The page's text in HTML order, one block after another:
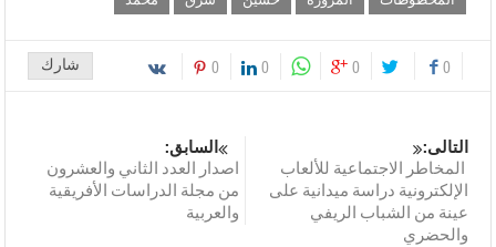
شارك 0
0
0
0
السابق:
اصدار العدد الثاني والعشرون
من مجلة الدراسات الأفريقية
والعربية
التالى:
المخاطر الاجتماعية للألعاب
الإلكترونية دراسة ميدانية على
عينة من الشباب الريفي
والحضري